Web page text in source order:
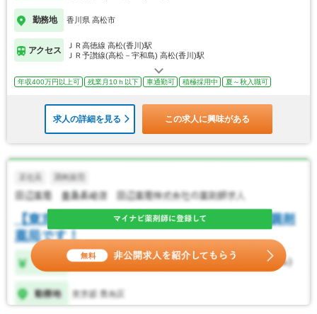
勤務地 香川県 高松市
アクセス
ＪＲ高徳線 高松(香川)駅
ＪＲ予讃線(高松－宇和島) 高松(香川)駅
年収400万円以上可 残業月10ｈ以下 車通勤可 積極採用中 夏～秋入職可
求人の詳細を見る この求人に興味がある